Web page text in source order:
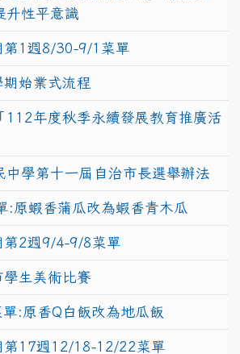
升性平意識
第1週8/30-9/1菜單
始業式流程
112年度秋季永續發展教育推廣活
中學第十一屆自治市長選舉辦法
:原蝦香蒲瓜改為蝦香青木瓜
第2週9/4-9/8菜單
生美術比賽
:原香Q白飯改為地瓜飯
第17週12/18-12/22菜單